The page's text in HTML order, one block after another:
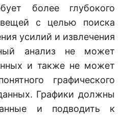
более глубокого
с целью поиска
усилий и извлечения
анализ не может
и также не может
графического
Графики должны
и подводить к